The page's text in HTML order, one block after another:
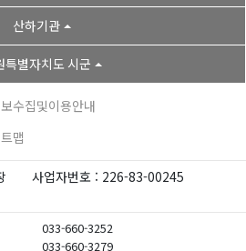
산하기관
특별자치도 시군
수집및이용안내
맵
사업자번호 : 226-83-00245
033-660-3252
033-660-3279